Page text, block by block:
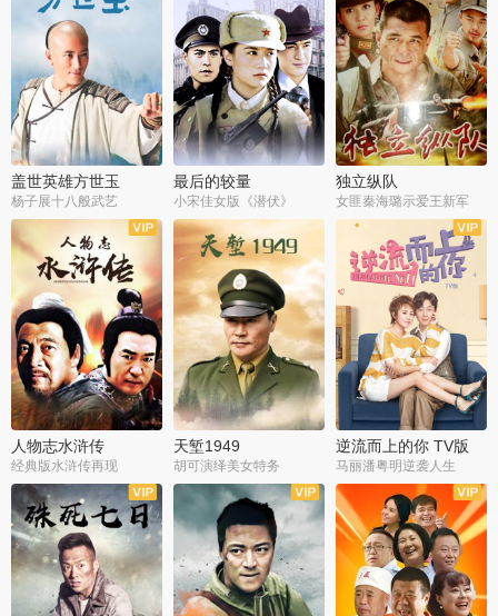
盖世英雄方世玉
杨子展十八般武艺
最后的较量
小宋佳女版《潜伏》
独立纵队
女匪秦海璐示爱王新军
全40集
人物志水浒传
经典版水浒传再现
全30集
天堑1949
胡可演绎美女特务
全43集
逆流而上的你 TV版
马丽潘粤明逆袭人生
全34集
全21集 全35集